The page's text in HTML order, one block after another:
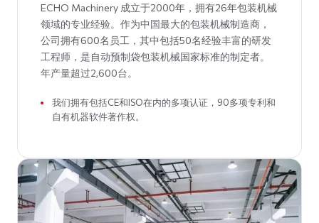
ECHO Machinery 成立于2000年，拥有26年包装机械
领域的专业经验。作为中国最大的包装机械制造商，
公司拥有600名员工，其中包括50名经验丰富的研发
工程师，是自动预制袋包装机械国家标准的制定者。
年产量超过2,600台。
我们拥有包括CE和ISO在内的多项认证，90多项专利和
自有机器软件著作权。